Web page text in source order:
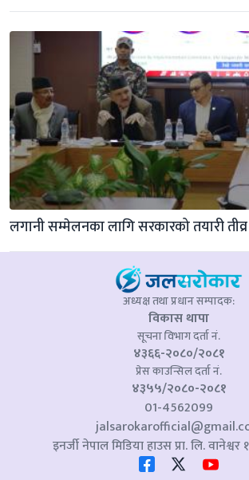
लगानी सम्मेलनका लागि सरकारको तयारी तीव्र
अध्यक्ष तथा प्रधान सम्पादक:
विकास थापा
सूचना विभाग दर्ता नं.
४३६६-२०८०/२०८१
प्रेस काउन्सिल दर्ता नं.
४३५५/२०८०-२०८१
01-4562099
इनर्जी नेपाल मिडिया हाउस प्रा. लि.